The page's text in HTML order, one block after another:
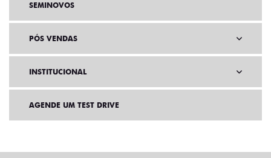
SEMINOVOS
PÓS VENDAS
INSTITUCIONAL
AGENDE UM TEST DRIVE